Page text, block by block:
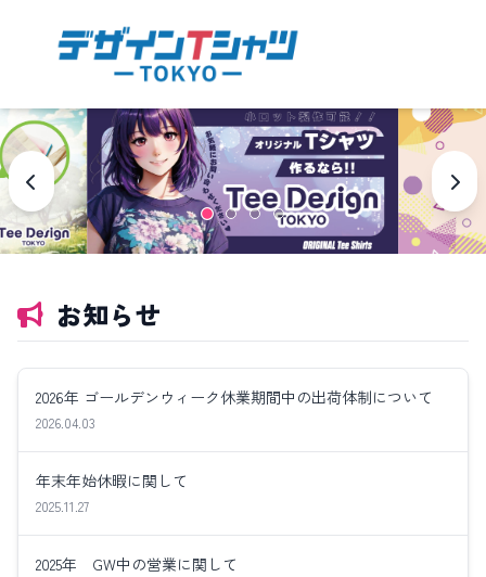
お知らせ
2026年 ゴールデンウィーク休業期間中の出荷体制について
2026.04.03
年末年始休暇に関して
2025.11.27
2025年 GW中の営業に関して